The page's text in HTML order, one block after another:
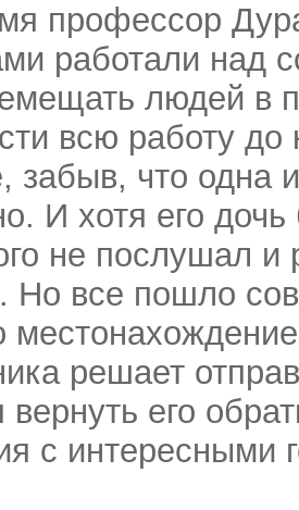
профессор
работали над
людей в
всю работу
забыв, что одна
И хотя его
не послушал
Но все пошло
решает
вернуть его
с интересными